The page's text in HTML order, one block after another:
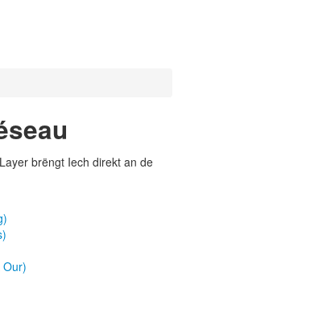
brëngt Iech direkt an de